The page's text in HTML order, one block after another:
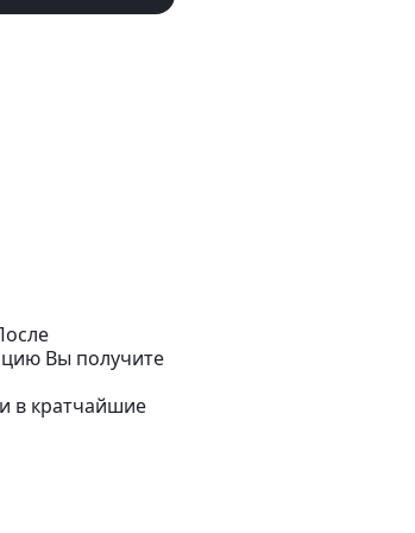
Вы получите
в кратчайшие